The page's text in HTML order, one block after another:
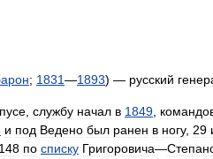
; 1831—1893) — русский
службу начал в 1849
и под Ведено был ранен в ногу, 29
по списку Григоровича—